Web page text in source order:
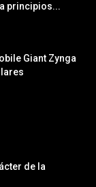
principios...
Giant Zynga
de la